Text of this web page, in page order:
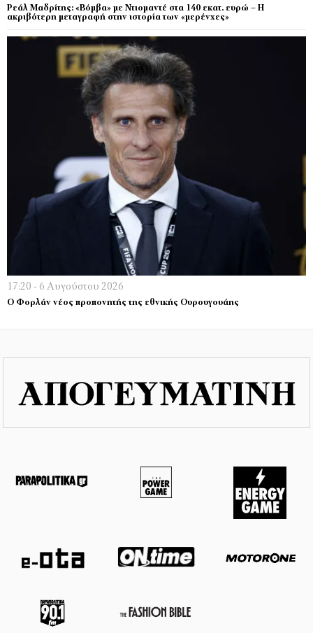
Ρεάλ Μαδρίτης: «Βόμβα» με Ντιομαντέ στα 140 εκατ. ευρώ – Η
ακριβότερη μεταγραφή στην ιστορία των «μερένχες»
17:20 - 6 Αυγούστου 2026
Ο Φορλάν νέος προπονητής της εθνικής Ουρουγουάης